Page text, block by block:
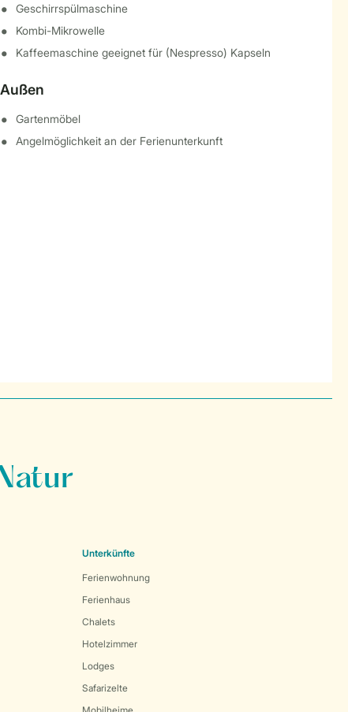
Geschirrspülmaschine
Kombi-Mikrowelle
Kaffeemaschine geeignet für (Nespresso) Kapseln
Außen
Gartenmöbel
Angelmöglichkeit an der Ferienunterkunft
Unterkünfte
Ferienwohnung
Ferienhaus
Chalets
Hotelzimmer
Lodges
Safarizelte